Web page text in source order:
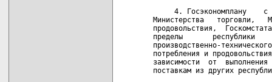
4. Госэкономплану    с
Министерства   торговли,
продовольствия,
пределы       республики
производственно-
потребления и
зависимости  от
поставкам из других